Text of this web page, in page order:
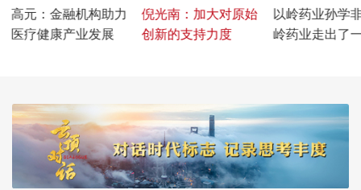
高元：金融机构助力
医疗健康产业发展
倪光南：加大对原始
创新的支持力度
以岭药业孙学
岭药业走出了